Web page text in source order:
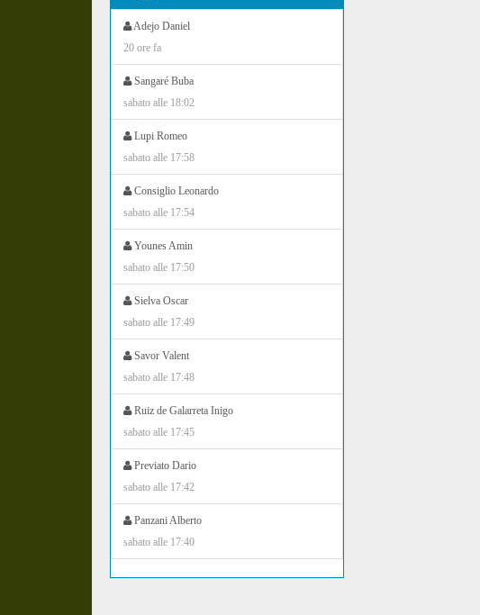
Adejo Daniel
20 ore fa
Sangaré Buba
sabato alle 18:02
Lupi Romeo
sabato alle 17:58
Consiglio Leonardo
sabato alle 17:54
Younes Amin
sabato alle 17:50
Sielva Oscar
sabato alle 17:49
Savor Valent
sabato alle 17:48
Ruiz de Galarreta Inigo
sabato alle 17:45
Previato Dario
sabato alle 17:42
Panzani Alberto
sabato alle 17:40